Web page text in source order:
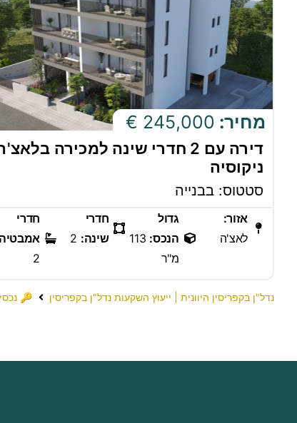
מחיר: 245,000 €
דירה עם 2 חדרי שינה למכירה
ניקוסיה
סטטוס: בבנייה
אזור:
לאצ'ה
גדול
הנכס: 113
מ"ר
חדרי
שינה:
חדרי
2
נדל"ן בקפריסין היוונית | ייעוץ השקעות נדל"ן בקפריסין 🔑